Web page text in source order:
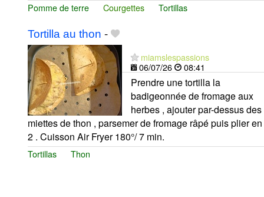
Pomme de terre Courgettes Tortillas
Tortilla au thon -
miamslespassions
06/07/26
08:41
Prendre une tortilla la
badigeonnée de fromage aux
herbes , ajouter par-dessus des
miettes de thon , parsemer de fromage râpé puis plier en
2 . Cuisson Air Fryer 180°/ 7 min.
Tortillas Thon